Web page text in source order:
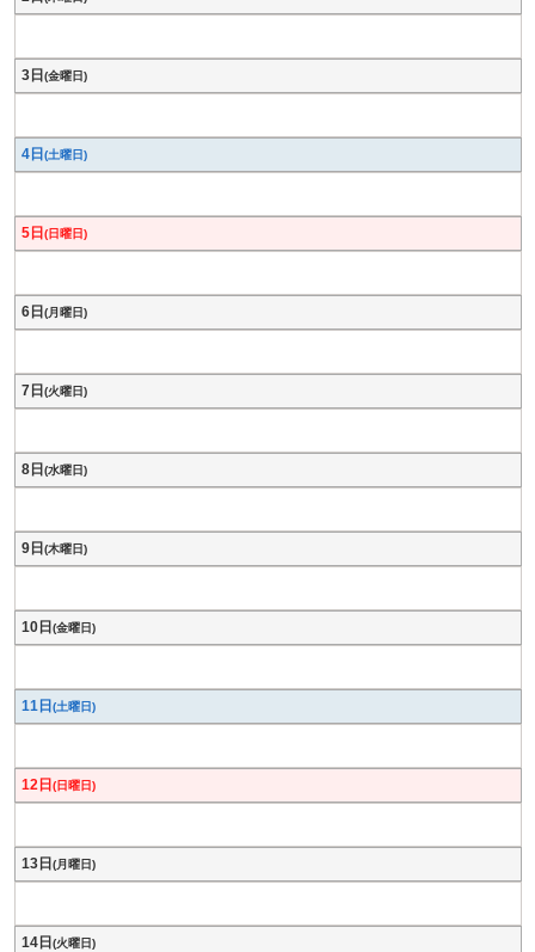
3日 (金曜日)
4日 (土曜日)
5日 (日曜日)
6日 (月曜日)
7日 (火曜日)
8日 (水曜日)
9日 (木曜日)
10日 (金曜日)
11日 (土曜日)
12日 (日曜日)
13日 (月曜日)
14日 (火曜日)